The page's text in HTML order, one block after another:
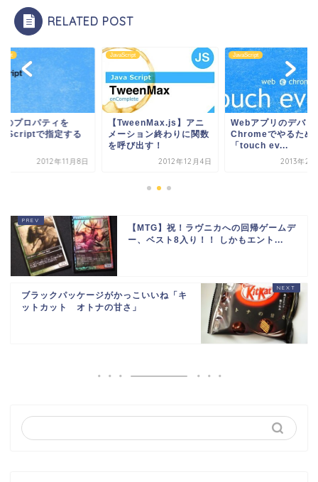
RELATED POST
のプロパティを
で指定する
2012年11月8日
JavaScript
【TweenMax.js】アニ
メーション終わりに関数
を呼び出す！
2012年12月4日
JavaScript
Webアプリのデバッ
Chromeでやるため
「touch ev...
2013年2
【MTG】祝！ラヴニカへの回帰ゲームデ
ー、ベスト8入り！！ しかもエント...
ブラックパッケージがかっこいいね「キ
ットカット オトナの甘さ」